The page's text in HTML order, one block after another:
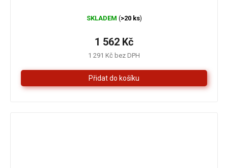
SKLADEM (>20 ks)
1 291 Kč bez DPH
1 562 Kč